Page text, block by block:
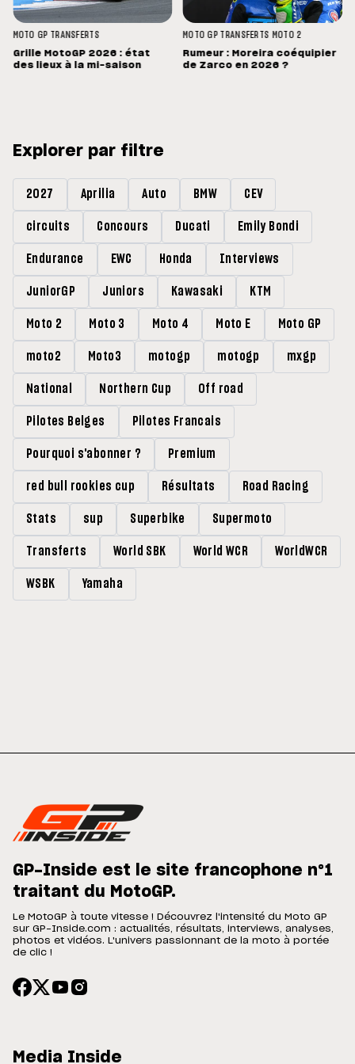
MOTO GP
TRANSFERTS
Grille MotoGP 2026 : état
des lieux à la mi-saison
MOTO GP TRANSFERTS MOTO 2
Rumeur : Moreira coéquipier
de Zarco en 2026 ?
Explorer par filtre
2027 Aprilia Auto BMW CEV
circuits Concours Ducati Emily Bondi
Endurance EWC Honda Interviews
JuniorGP Juniors Kawasaki KTM
Moto 2 Moto 3 Moto 4 Moto E Moto GP
moto2 Moto3 motogp motogp mxgp
National Northern Cup Off road
Pilotes Belges Pilotes Francais
Pourquoi s'abonner ? Premium
red bull rookies cup Résultats Road Racing
Stats sup Superbike Supermoto
Transferts World SBK World WCR WorldWCR
WSBK Yamaha
GP-Inside est le site francophone n°1
traitant du MotoGP.
Le MotoGP à toute vitesse ! Découvrez l'intensité du Moto GP
sur GP-Inside.com : actualités, résultats, interviews, analyses,
photos et vidéos. L'univers passionnant de la moto à portée
de clic !
Media Inside